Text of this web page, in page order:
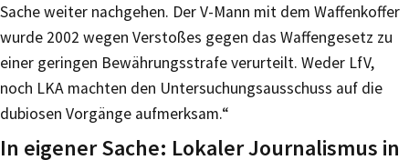
Sache weiter nachgehen. Der V-Mann mit dem Waffenkoffer
wurde 2002 wegen Verstoßes gegen das Waffengesetz zu
einer geringen Bewährungsstrafe verurteilt. Weder LfV,
noch LKA machten den Untersuchungsausschuss auf die
dubiosen Vorgänge aufmerksam.“
In eigener Sache: Lokaler Journalismus in